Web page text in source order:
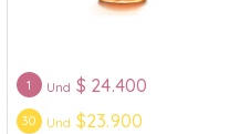
1 Und $ 24.400
30 Und $23.900